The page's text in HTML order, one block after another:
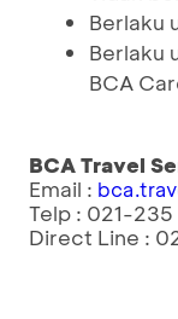
Berlaku
Berlaku
BCA
BCA Travel
Email :
Telp : 021-
Direct Line :